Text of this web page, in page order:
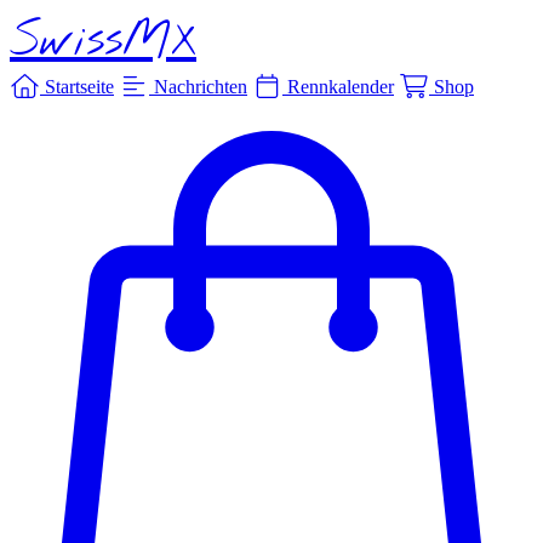
SwissMX
Startseite Nachrichten Rennkalender Shop